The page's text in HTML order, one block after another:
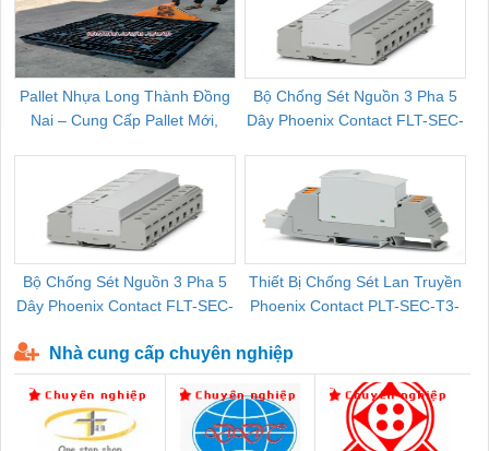
Pallet Nhựa Long Thành Đồng
Nai – Cung Cấp Pallet Mới,
Bộ Chống Sét Nguồn 3 Pha 5
Dây Phoenix Contact FLT-SEC-
Bộ Chống Sét Nguồn 3 Pha 5
Dây Phoenix Contact FLT-SEC-
Thiết Bị Chống Sét Lan Truyền
Phoenix Contact PLT-SEC-T3-
Nhà cung cấp chuyên nghiệp